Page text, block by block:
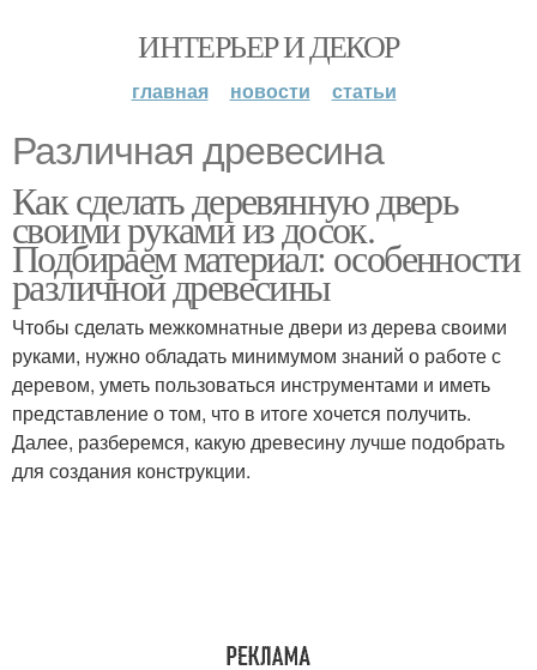
ИНТЕРЬЕР И ДЕКОР
главная новости статьи
Различная древесина
Как сделать деревянную дверь
своими руками из досок.
Подбираем материал: особенности
различной древесины
Чтобы сделать межкомнатные двери из дерева своими
руками, нужно обладать минимумом знаний о работе с
деревом, уметь пользоваться инструментами и иметь
представление о том, что в итоге хочется получить.
Далее, разберемся, какую древесину лучше подобрать
для создания конструкции.